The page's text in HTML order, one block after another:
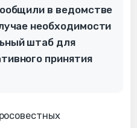
в ведомстве
необходимости
штаб для
принятия